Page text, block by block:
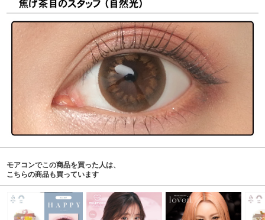
モアコンでこの商品を買った人は、
こちらの商品も買っています